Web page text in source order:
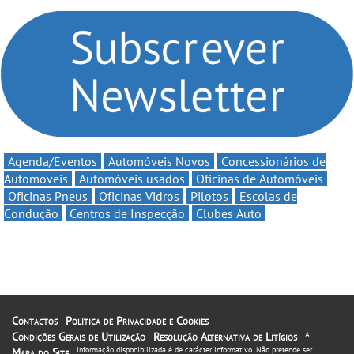
compromisso com o
automobilismo nacional
continua em 2026
Volta” com descontos de
Agenda/Eventos Automóveis Novos
Concessionários de
Automóveis
Automóveis usados
Oficinas de Automóveis
Oficinas Pneus
Oficinas Vidros Pilotos
Escolas de
Condução
Centros de Inspecção Clubes Auto
Contactos
Política de Privacidade e Cookies
Condições Gerais de Utilização
Resolução Alternativa de Litígios
A
informação disponibilizada é de carácter informativo. Não pretende ser